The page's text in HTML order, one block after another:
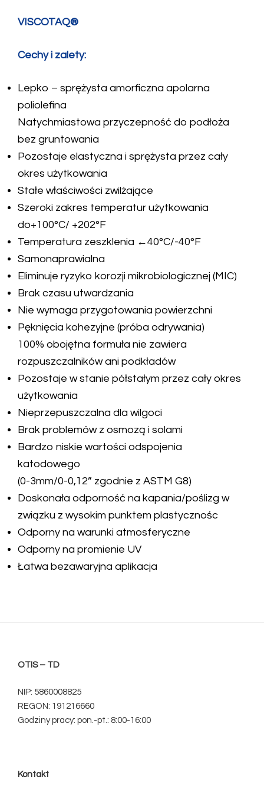
VISCOTAQ®
Cechy i zalety:
Lepko – sprężysta amorficzna apolarna
poliolefina
Natychmiastowa przyczepność do podłoża
bez gruntowania
Pozostaje elastyczna i sprężysta przez cały
okres użytkowania
Stałe właściwości zwilżające
Szeroki zakres temperatur użytkowania
do+100°C/ +202°F
Temperatura zeszklenia ←40°C/-40°F
Samonaprawialna
Eliminuje ryzyko korozji mikrobiologicznej (MIC)
Brak czasu utwardzania
Nie wymaga przygotowania powierzchni
Pęknięcia kohezyjne (próba odrywania)
100% obojętna formuła nie zawiera
rozpuszczalników ani podkładów
Pozostaje w stanie półstałym przez cały okres
użytkowania
Nieprzepuszczalna dla wilgoci
Brak problemów z osmozą i solami
Bardzo niskie wartości odspojenia
katodowego
(0-3mm/0-0,12” zgodnie z ASTM G8)
Doskonała odporność na kapania/poślizg w
związku z wysokim punktem plastycznośc
Odporny na warunki atmosferyczne
Odporny na promienie UV
Łatwa bezawaryjna aplikacja
OTIS – TD
NIP: 5860008825
REGON: 191216660
Godziny pracy: pon.-pt.: 8:00-16:00
Kontakt